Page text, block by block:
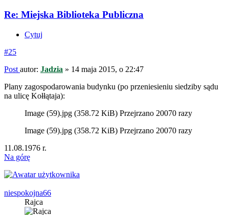
Re: Miejska Biblioteka Publiczna
Cytuj
#25
Post autor: Jadzia » 14 maja 2015, o 22:47
Plany zagospodarowania budynku (po przeniesieniu siedziby sądu
na ulicę Kołłątaja):
Image (59).jpg (358.72 KiB) Przejrzano 20070 razy
Image (59).jpg (358.72 KiB) Przejrzano 20070 razy
11.08.1976 r.
Na górę
niespokojna66
Rajca